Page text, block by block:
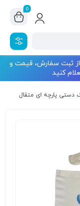
0
ثبت سفارش، قیمت و
کنید
دستی پارچه ای متقال